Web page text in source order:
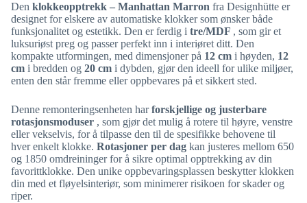
Den klokkeopptrekk – Manhattan Marron fra Designhütte er
designet for elskere av automatiske klokker som ønsker både
funksjonalitet og estetikk. Den er ferdig i tre/MDF , som gir et
luksuriøst preg og passer perfekt inn i interiøret ditt. Den
kompakte utformingen, med dimensjoner på 12 cm i høyden, 12
cm i bredden og 20 cm i dybden, gjør den ideell for ulike miljøer,
enten den står fremme eller oppbevares på et sikkert sted.
Denne remonteringsenheten harforskjellige og justerbare
rotasjonsmoduser , som gjør det mulig å rotere til høyre, venstre
eller vekselvis, for å tilpasse den til de spesifikke behovene til
hver enkelt klokke. Rotasjoner per dag kan justeres mellom 650
og 1850 omdreininger for å sikre optimal opptrekking av din
favorittklokke. Den unike oppbevaringsplassen beskytter klokken
din med et fløyelsinteriør, som minimerer risikoen for skader og
riper.